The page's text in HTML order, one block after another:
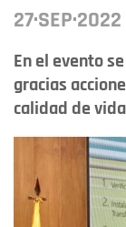
27·SEP·2022
En el evento
gracias
calidad de